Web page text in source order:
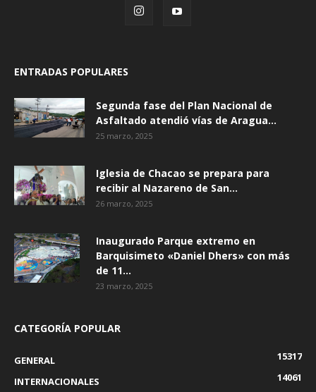
ENTRADAS POPULARES
Segunda fase del Plan Nacional de
Asfaltado atendió vías de Aragua...
25 marzo, 2025
Iglesia de Chacao se prepara para
recibir al Nazareno de San...
26 marzo, 2025
Inaugurado Parque extremo en
Barquisimeto «Daniel Dhers» con más
de 11...
23 marzo, 2025
CATEGORÍA POPULAR
GENERAL
15317
INTERNACIONALES
14061